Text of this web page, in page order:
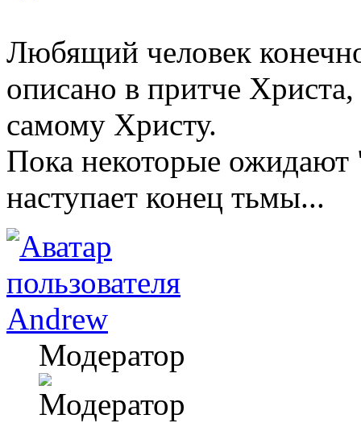
Любящий человек
описано в притче Христа,
самому Христу.
Пока некоторые ожидают
наступает конец тьмы...
Andrew
Модератор